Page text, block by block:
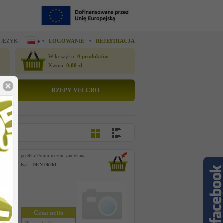
LOGOWANIE REJESTRACJA
W koszyku: 0 produktów
Kwota: 0,00 zł
RZEPY VELCRO
petelka 75mm recznie zamykana
Kat.: DEN-06261
Cena netto